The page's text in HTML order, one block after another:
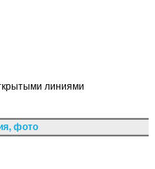
линиями
фото